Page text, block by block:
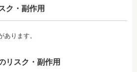
たほうがいい飲み物、食事があ
人社団日坂会 理事長 日坂充宏
業
腔外科第２講座大学院卒業
ク・副作用
あります。
リスク・副作用